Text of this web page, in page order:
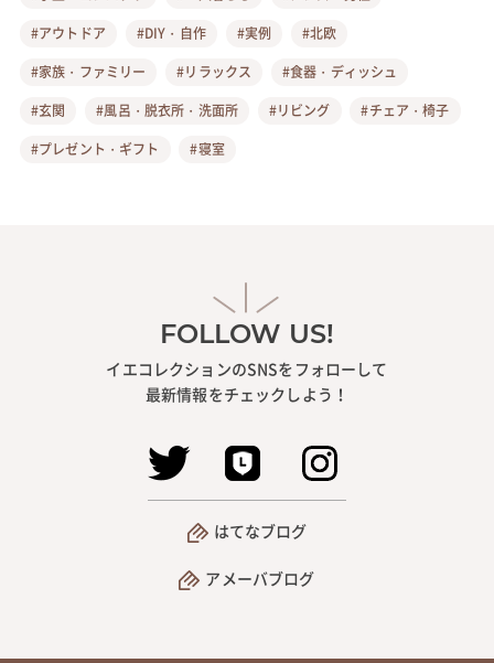
#アウトドア
#DIY・自作 #実例
#北欧
#家族・ファミリー
#リラックス
#食器・ディッシュ
#玄関
#風呂・脱衣所・洗面所 #リビング
#チェア・椅子
#プレゼント・ギフト
#寝室
FOLLOW US!
イエコレクションのSNSをフォローして
最新情報をチェックしよう！
はてなブログ
アメーバブログ